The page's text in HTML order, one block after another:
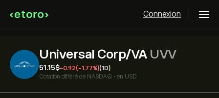
Connexion
Universal Corp/VA UVV
51.15‎$‎-0.92(-1.77%)(1D)
Cotation différé de NASDAQ • en USD